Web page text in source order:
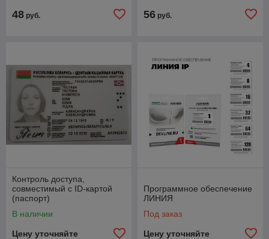
48 руб. 56 руб.
Контроль доступа,
совместимый с ID-картой
(паспорт)
В наличии
Цену уточняйте
Программное обеспечение
ЛИНИЯ
Под заказ
Цену уточняйте